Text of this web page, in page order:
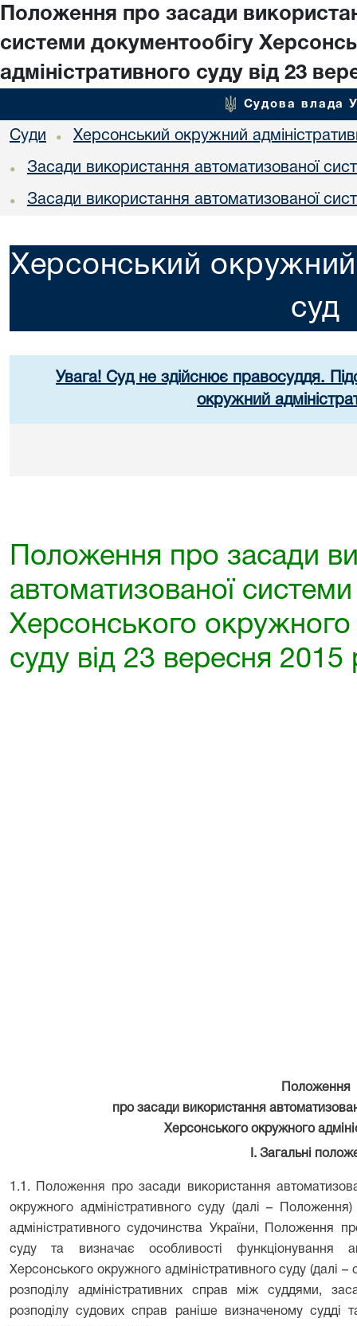
Положення про засади
системи документообігу
адміністративного суду від 23
Судова влада
Суди • Херсонський окружний
• Засади використання автоматизованої
• Засади використання автоматизованої
Херсонський окружний
суд
Увага! Суд не здійснює правосуддя.
окружний
Положення про засади
автоматизованої
Херсонського окружного
суду від 23 вересня 2015
Положення
про засади використання
Херсонського окружного
І. Загальні
1.1. Положення про засади використання
окружного адміністративного суду (далі –
адміністративного судочинства України, Положення
суду та визначає особливості функціонування
Херсонського окружного адміністративного суду (далі
розподілу адміністративних справ між суддями,
розподілу судових справ раніше визначеному судді